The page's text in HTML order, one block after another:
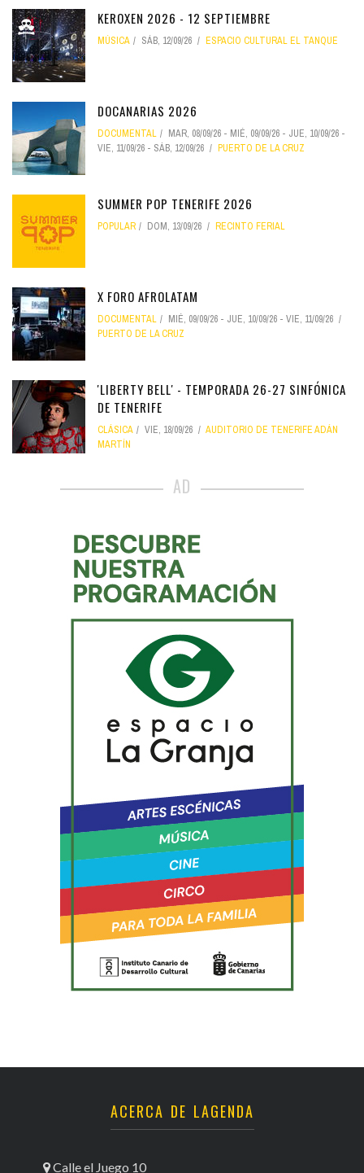
KEROXEN 2026 - 12 SEPTIEMBRE
MÚSICA SÁB, 12/09/26 ESPACIO CULTURAL EL TANQUE
DOCANARIAS 2026
DOCUMENTAL MAR, 08/09/26 - MIÉ, 09/09/26 - JUE, 10/09/26 -
VIE, 11/09/26 - SÁB, 12/09/26 PUERTO DE LA CRUZ
SUMMER POP TENERIFE 2026
POPULAR DOM, 13/09/26 RECINTO FERIAL
X FORO AFROLATAM
DOCUMENTAL MIÉ, 09/09/26 - JUE, 10/09/26 - VIE, 11/09/26
PUERTO DE LA CRUZ
'LIBERTY BELL' - TEMPORADA 26-27 SINFÓNICA
DE TENERIFE
CLÁSICA VIE, 18/09/26
AUDITORIO DE TENERIFE ADÁN
MARTÍN
AD
ACERCA DE LAGENDA
Calle el Juego 10